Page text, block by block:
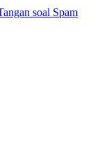
soal Spam